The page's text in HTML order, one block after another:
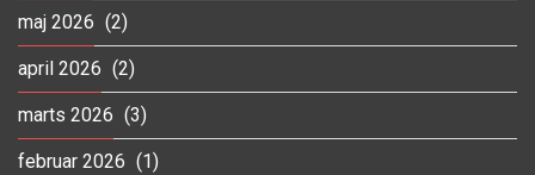
maj 2026 (2)
april 2026 (2)
marts 2026 (3)
februar 2026 (1)